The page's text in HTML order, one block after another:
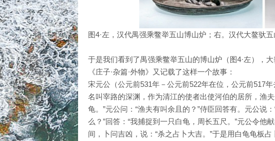
图4·左，汉代禺强乘鳖举五山博山炉；右。汉代大鳌驮
于是我们看到了禺强乘鳖举五山的博山炉（图4·左），大
《庄子·杂篇·外物》又记载了这样一个故事：
宋元公（公元前531年－公元前522年在位，公元前517
名叫宰路的深渊，作为清江的使者出使河伯的居所，渔
龟。”元公问：“渔夫有叫余且的？”侍臣回答有。元公说
么？”回答：“我捕捉到一只白龟，周长五尺。”元公令
间，卜问吉凶，说：“杀之占卜大吉。”于是用白龟龟板占